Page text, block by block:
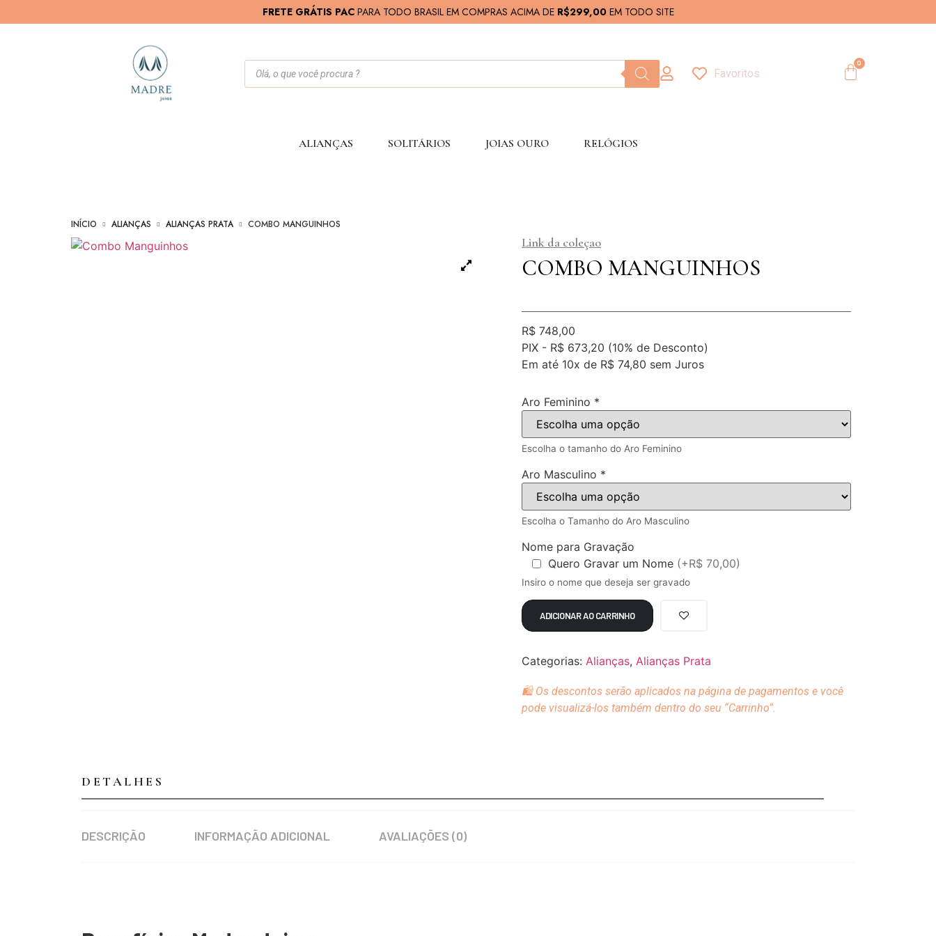
FRETE GRÁTIS PAC PARA TODO BRASIL EM COMPRAS ACIMA DE R$299,00EM TODO SITE
Favoritos
0
ALIANÇAS SOLITÁRIOS JOIAS OURO RELÓGIOS
INÍCIO ALIANÇAS ALIANÇAS PRATA COMBO MANGUINHOS
Link da coleçao
COMBO MANGUINHOS
R$ 748,00
PIX - R$ 673,20 (10% de Desconto)
Em até 10x de R$ 74,80 sem Juros
Aro Feminino *
Escolha o tamanho do Aro Feminino
Aro Masculino *
Escolha o Tamanho do Aro Masculino
Nome para Gravação
Quero Gravar um Nome (+R$ 70,00)
Insiro o nome que deseja ser gravado
ADICIONAR AO CARRINHO
Categorias: Alianças, Alianças Prata
🛍️ Os descontos serão aplicados na página de pagamentos e você
pode visualizá-los também dentro do seu “Carrinho”.
DETALHES
DESCRIÇÃO INFORMAÇÃO ADICIONAL AVALIAÇÕES (0)